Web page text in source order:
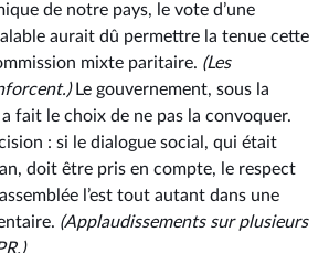
de notre pays, le vote d’une
aurait dû permettre la tenue cette
mixte paritaire. (Les
Le gouvernement, sous la
fait le choix de ne pas la convoquer.
: si le dialogue social, qui était
doit être pris en compte, le respect
l’est tout autant dans une
(Applaudissements sur plusieurs